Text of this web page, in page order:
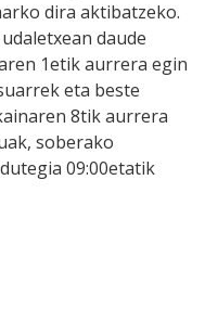
dira aktibatzeko.
daude
1etik aurrera egin
eta beste
8tik aurrera
soberako
09:00etatik